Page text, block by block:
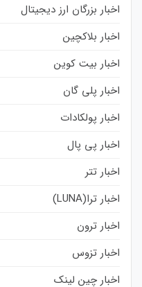
اخبار بزرگان ارز دیجیتال
اخبار بلاکچین
اخبار بیت کوین
اخبار پلی گان
اخبار پولکادات
اخبار پی پال
اخبار تتر
اخبار ترا(LUNA)
اخبار ترون
اخبار تزوس
اخبار چین لینک